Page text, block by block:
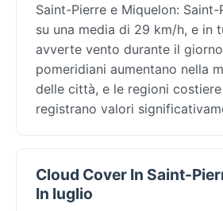
Saint-Pierre e Miquelon:
su una media di 29 km/h, e in
avverte vento durante il
pomeridiani aumentano nella
delle città, e le regioni
registrano valori
Cloud Cover In Saint-
In luglio